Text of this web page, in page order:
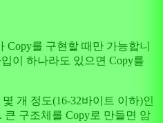
Copy를 구현할 때만 가능합니
이 하나라도 있으면 Copy를
개 정도(16-32바이트 이하)인
구조체를 Copy로 만들면 암